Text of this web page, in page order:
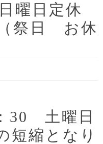
曜日定休
祭日 お休
30 土曜日
短縮となり